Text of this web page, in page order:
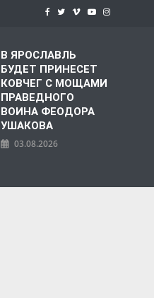
В ЯРОСЛАВЛЬ
БУДЕТ ПРИНЕСЕТ
КОВЧЕГ С МОЩАМИ
ПРАВЕДНОГО
ВОИНА ФЕОДОРА
УШАКОВА
03.08.2026